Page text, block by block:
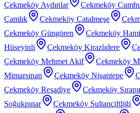
Çekmeköy Aydınlar
Çekmeköy
Çamlık
Çekmeköy Çatalmeşe
Çekmeköy Güngören
Çekmeköy
Hüseyinli
Çekmeköy Kirazlıdere
Çekmeköy Mehmet Akif
Çekmeköy
Mimarsinan
Çekmeköy Nişantepe
Çekmeköy Reşadiye
Çekmeköy
Soğukpınar
Çekmeköy Sultançiftliği